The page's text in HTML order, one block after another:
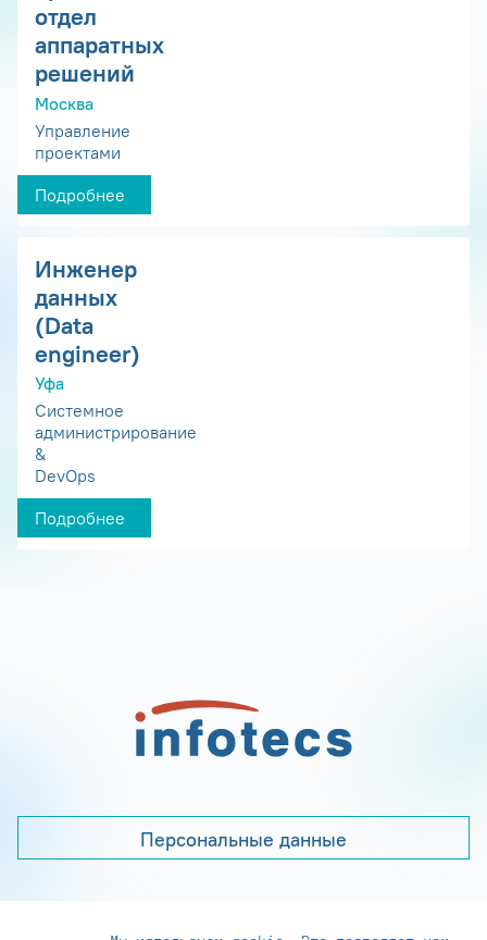
отдел
аппаратных
решений
Москва
Управление
проектами
Подробнее
Инженер
данных
(Data
engineer)
Уфа
Системное
администрирование
&
DevOps
Подробнее
Персональные данные